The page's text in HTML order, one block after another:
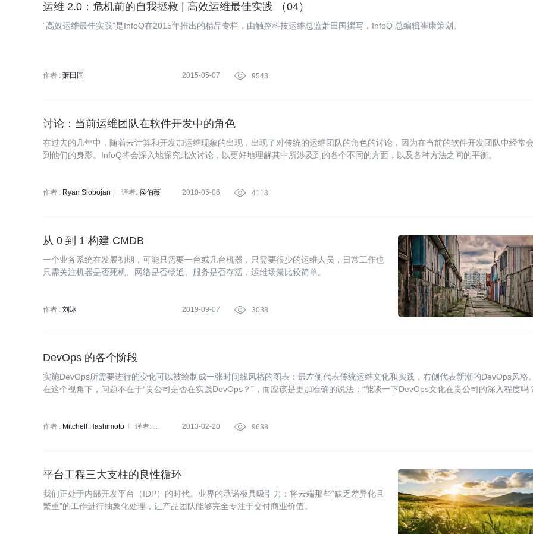
运维 2.0：危机前的自我拯救 | 高效运维最佳实践 （04）
“高效运维最佳实践”是InfoQ在2015年推出的精品专栏，由触控科技运维总监萧田国撰写，InfoQ 总编辑崔康策划。
作者 : 萧田国 2015-05-07  9543
讨论：当前运维团队在软件开发中的角色
在过去的几年中，随着云计算和开发加运维现象的出现，出现了对传统的运维团队的角色的讨论，因为在当前的软件开发团队中经常
到他们的身影。InfoQ将会深入地探究此次讨论，以更好地理解其中所涉及到的各个不同的方面，以及各种方法之间的平衡。
作者 : Ryan Slobojan 译者: 侯伯薇 2010-05-06  4113
从 0 到 1 构建 CMDB
一个业务系统在发展初期，可能只需要一台或几台机器，只需要很少的运维人员，日常工作也
只需关注机器是否死机、网络是否畅通、服务是否存活，运维场景比较简单。
作者 : 刘冰 2019-09-07  3038
DevOps 的各个阶段
实施DevOps所需要进行的变化可以被绘制成一张时间线风格的图表：最左侧代表传统运维文化和实践，右侧代表新潮的DevOps风格
在这个视角下，问题不在于“贵公司是否在实践DevOps？”，而应该是更加准确的说法：“能谈一下DevOps文化在贵公司的深入程度吗
作者 : Mitchell Hashimoto
译者:
2013-02-20  9638
平台工程三大支柱的良性循环
我们正处于内部开发平台（IDP）的时代。业界的承诺极具吸引力：将云端那些“缺乏差异化且
繁重”的工作进行抽象化处理，让产品团队能够完全专注于交付商业价值。